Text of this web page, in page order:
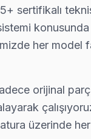
servis
genelinde
sonrası
garanti süresi
panel'lerde
anyview
U8K Mini
sertifikalı
her model
orijinal
üzerinde